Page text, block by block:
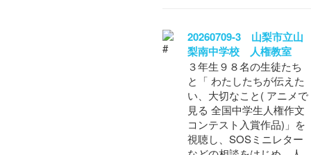
20260709-3 山梨市立山
梨南中学校 人権教室
３年生９８名の生徒たち
と「 わたしたちが伝えた
い、大切なこと( アニメで
見る 全国中学生人権作文
コンテスト入賞作品)」を
視聴し、SOSミニレター